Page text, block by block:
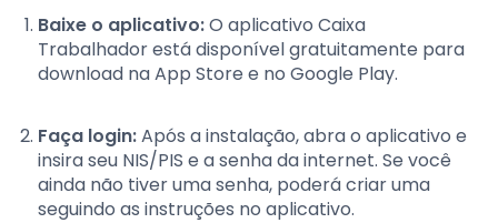
Baixe o aplicativo:O aplicativo Caixa
Trabalhador está disponível gratuitamente para
download na App Store e no Google Play.
Faça login:Após a instalação, abra o aplicativo e
insira seu NIS/PIS e a senha da internet. Se você
ainda não tiver uma senha, poderá criar uma
seguindo as instruções no aplicativo.